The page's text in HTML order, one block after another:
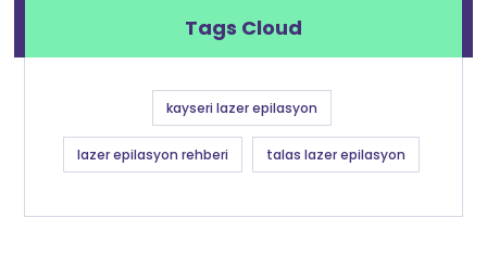
Tags Cloud
kayseri lazer epilasyon
lazer epilasyon rehberi talas lazer epilasyon